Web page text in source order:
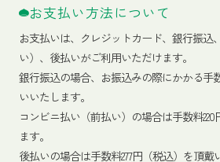
お支払い方法について
お支払いは、クレジットカード、銀行振込
い）、後払いがご利用いただけます。
銀行振込の場合、お振込みの際にかかる手
いいたします。
コンビニ払い（前払い）の場合は手数料
ます。
後払いの場合は手数料277円（税込）を頂戴